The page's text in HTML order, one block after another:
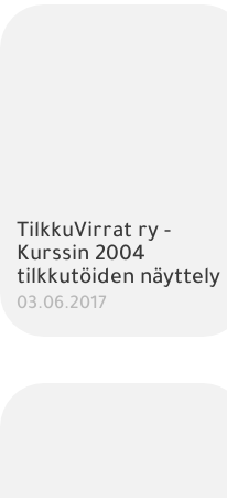
TilkkuVirrat ry -
Kurssin 2004
tilkkutöiden näyttely
03.06.2017